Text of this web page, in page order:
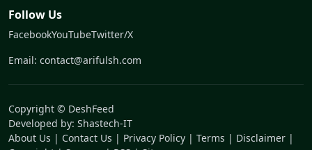
Follow Us
FacebookYouTubeTwitter/X
Email: contact@arifulsh.com
Copyright © DeshFeed
Developed by: Shastech-IT
About Us | Contact Us | Privacy Policy | Terms | Disclaimer |